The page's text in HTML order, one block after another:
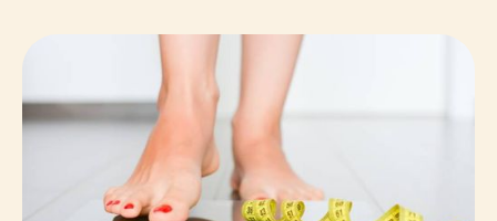
appliquer un régime rapide adapté à vos besoins,
sans mettre votre corps en difficulté.